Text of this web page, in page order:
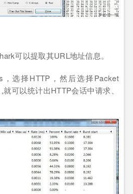
可以提取其URL地址信息。
选择HTTP，然后选择Packet
可以统计出HTTP会话中请求、